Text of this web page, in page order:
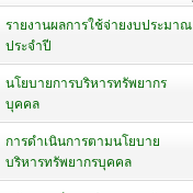
รายงานผลการใช้จ่ายงบประมาณ
ประจำปี
นโยบายการบริหารทรัพยากร
บุคคล
การดำเนินการตามนโยบาย
บริหารทรัพยากรบุคคล